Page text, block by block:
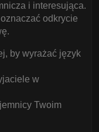
i interesująca.
odkrycie
by wyrażać język
w
Twoim